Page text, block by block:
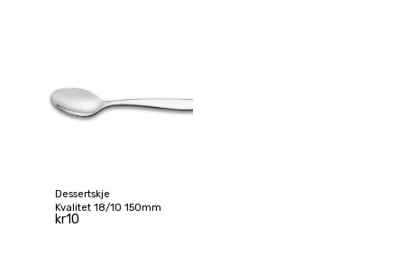
Dessertskje
Kvalitet 18/10 150mm
kr10